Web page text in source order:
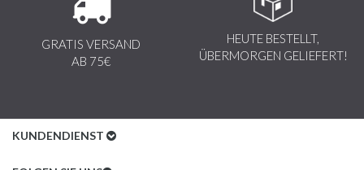
GRATIS VERSAND
AB 75€
HEUTE BESTELLT,
ÜBERMORGEN GELIEFERT!
KUNDENDIENST
Kundenservice